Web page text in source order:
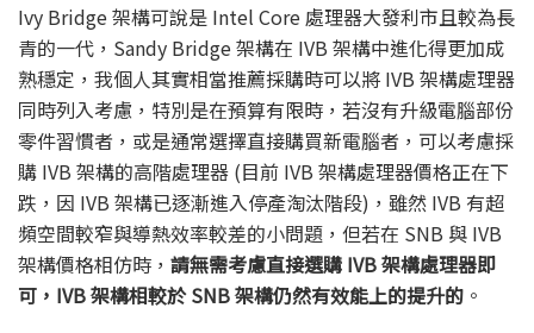
Ivy Bridge 架構可說是 Intel Core 處理器大發利市且較為長
青的一代，Sandy Bridge 架構在 IVB 架構中進化得更加成
熟穩定，我個人其實相當推薦採購時可以將 IVB 架構處理器
同時列入考慮，特別是在預算有限時，若沒有升級電腦部份
零件習慣者，或是通常選擇直接購買新電腦者，可以考慮採
購 IVB 架構的高階處理器 (目前 IVB 架構處理器價格正在下
跌，因 IVB 架構已逐漸進入停產淘汰階段)，雖然 IVB 有超
頻空間較窄與導熱效率較差的小問題，但若在 SNB 與 IVB
架構價格相仿時， 請無需考慮直接選購 IVB 架構處理器即
可，IVB 架構相較於 SNB 架構仍然有效能上的提升的 。